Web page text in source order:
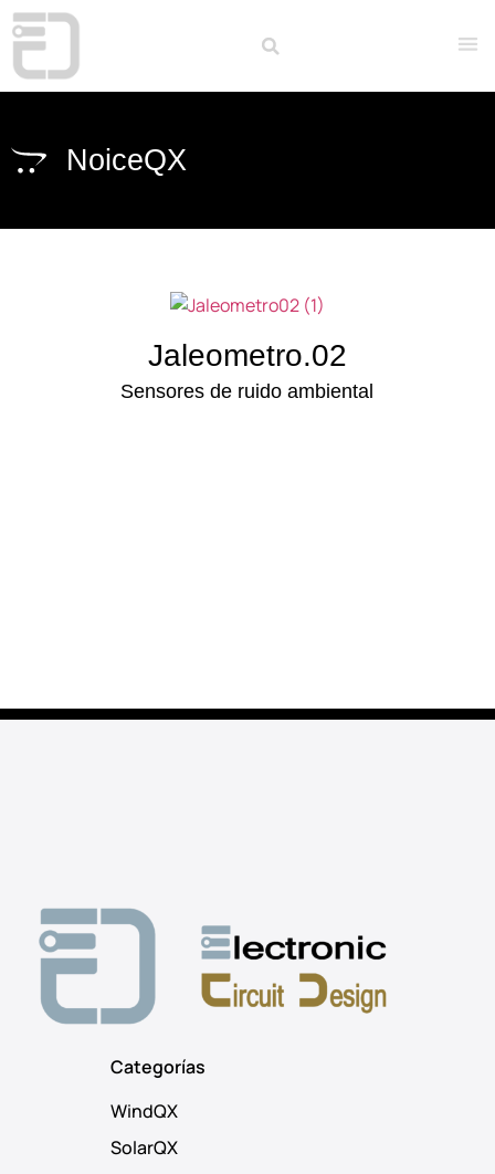
NoiceQX
Jaleometro.02
Sensores de ruido ambiental
Categorías
WindQX
SolarQX